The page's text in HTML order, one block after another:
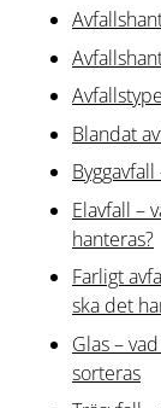
Blandat
Elavfall –
hanteras?
Farligt
ska det
Glas –
sorteras